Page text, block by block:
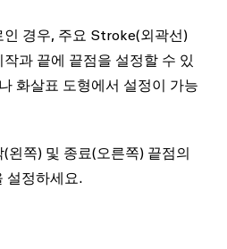
경우, 주요 Stroke(외곽선)
과 끝에 끝점을 설정할 수 있
화살표 도형에서 설정이 가능
왼쪽) 및 종료(오른쪽) 끝점의
설정하세요.